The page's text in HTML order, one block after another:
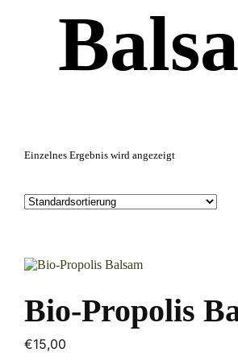
Einzelnes Ergebnis wird angezeigt
Bio-Propolis
€15,00